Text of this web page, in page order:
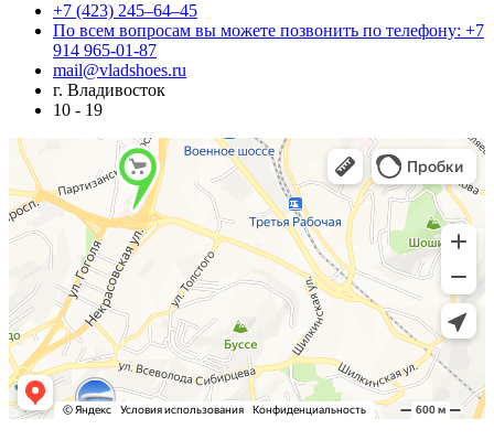
+7 (423) 245–64–45
По всем вопросам вы можете позвонить по телефону: +7
914 965-01-87
mail@vladshoes.ru
г. Владивосток
10 - 19